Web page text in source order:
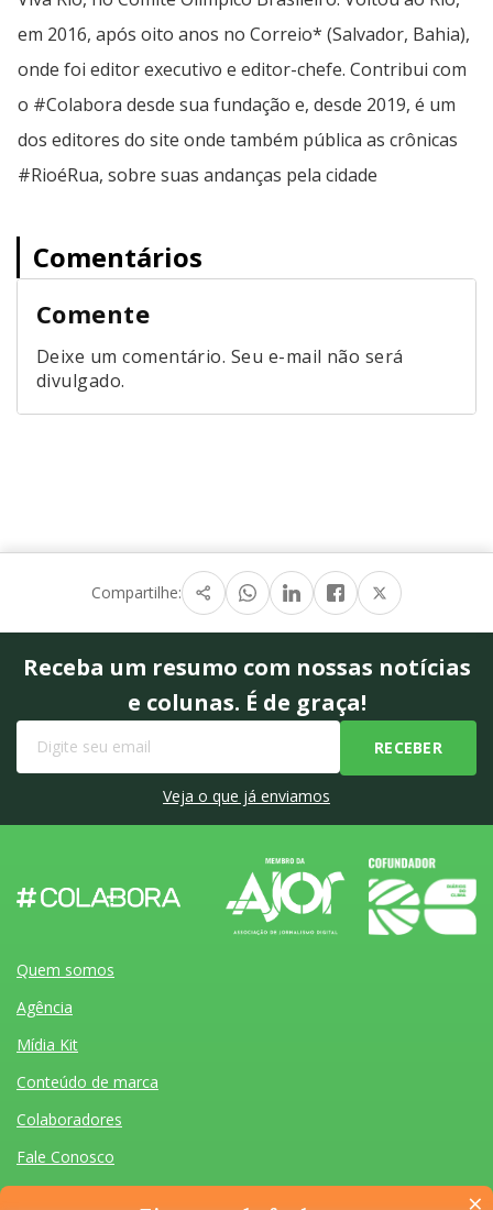
em 2016, após oito anos no Correio* (Salvador, Bahia),
onde foi editor executivo e editor-chefe. Contribui com
o #Colabora desde sua fundação e, desde 2019, é um
dos editores do site onde também pública as crônicas
#RioéRua, sobre suas andanças pela cidade
Comentários
Comente
Deixe um comentário. Seu e-mail não será
divulgado.
Compartilhe:
Receba um resumo com nossas notícias
e colunas. É de graça!
Veja o que já enviamos
Quem somos
Agência
Mídia Kit
Conteúdo de marca
Colaboradores
Fale Conosco